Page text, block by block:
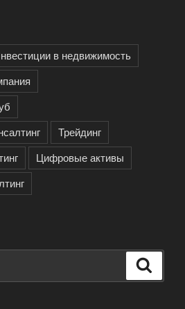
в недвижимость
Трейдинг
Цифровые активы